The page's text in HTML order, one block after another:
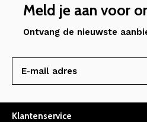
Meld je aan voor
Ontvang de nieuwste
Klantenservice